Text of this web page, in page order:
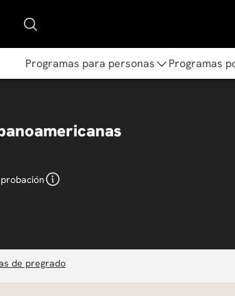
Programas para personas Programas
de pregrado